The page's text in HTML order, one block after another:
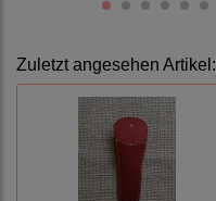
Zuletzt angesehen Artikel: